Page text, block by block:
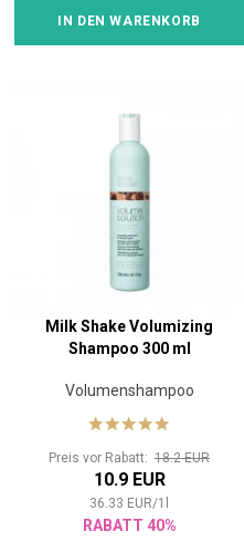
IN DEN WARENKORB
Milk Shake Volumizing
Shampoo 300 ml
Volumenshampoo
Preis vor Rabatt: 18.2 EUR
10.9 EUR
36.33 EUR/1
RABATT 40%